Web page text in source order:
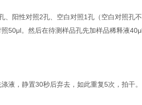
阳性对照2孔、空白对照1孔（空白对照孔
50μl。然后在待测样品孔先加样品稀释液
液，静置30秒后弃去，如此重复5次，拍干。